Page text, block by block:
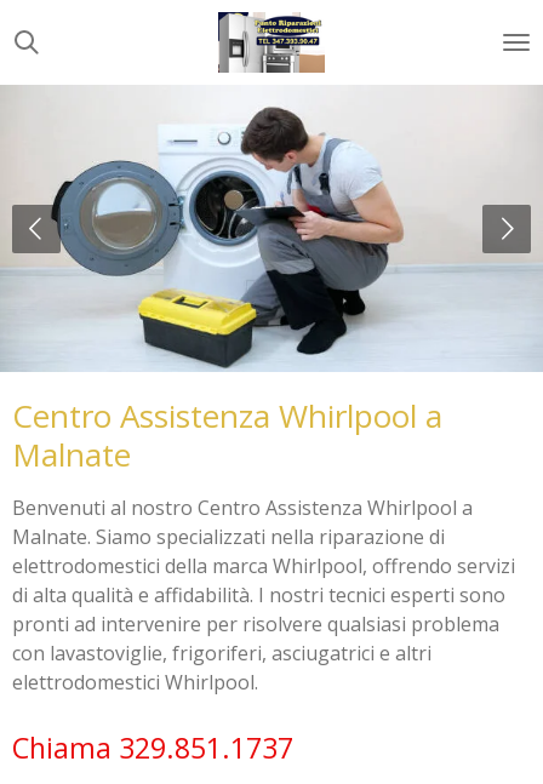
al
contenuto
Centro Assistenza Whirlpool a
Malnate
Benvenuti al nostro Centro Assistenza Whirlpool a
Malnate. Siamo specializzati nella riparazione di
elettrodomestici della marca Whirlpool, offrendo servizi
di alta qualità e affidabilità. I nostri tecnici esperti sono
pronti ad intervenire per risolvere qualsiasi problema
con lavastoviglie, frigoriferi, asciugatrici e altri
elettrodomestici Whirlpool.
Chiama 329.851.1737